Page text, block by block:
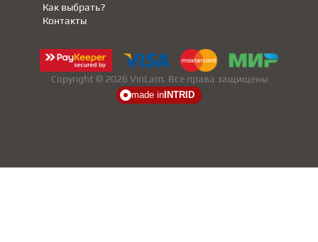
Как выбрать?
Контакты
Copyright © 2026 VinLam. Все права защищены
made in INTRID